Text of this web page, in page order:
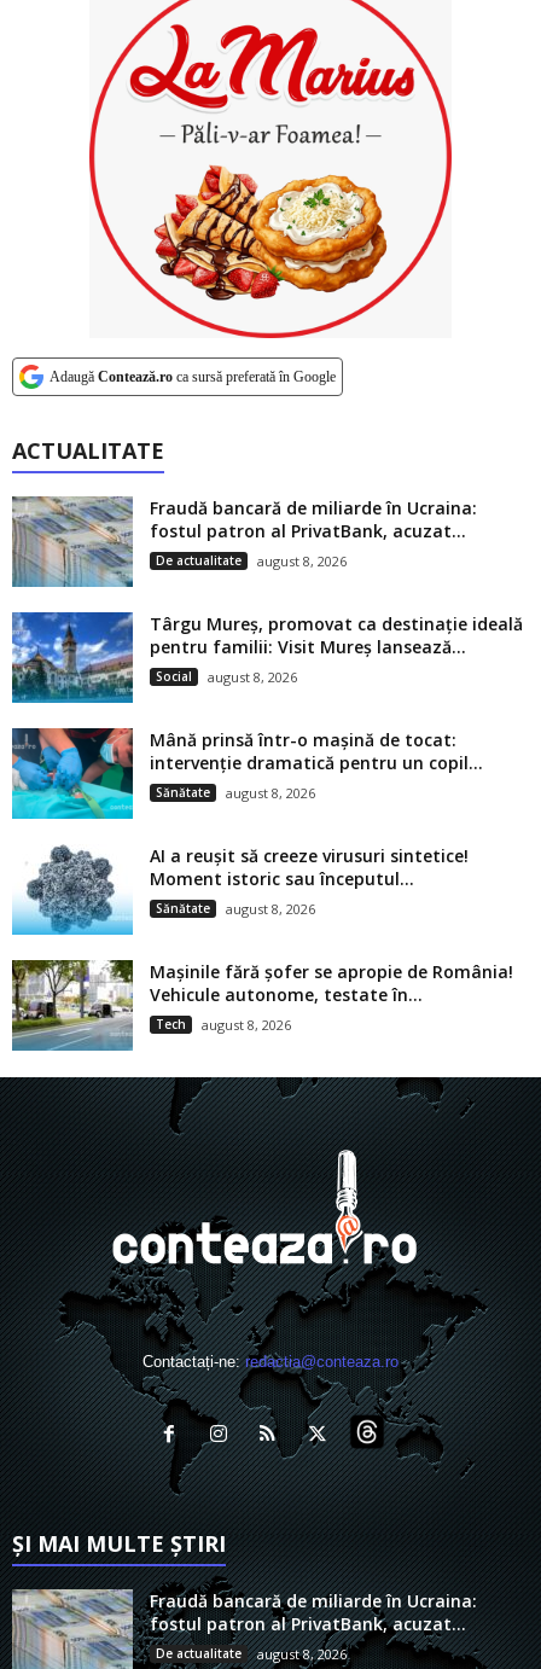
Adaugă Contează.ro ca sursă preferată în Google
ACTUALITATE
Fraudă bancară de miliarde în Ucraina:
fostul patron al PrivatBank, acuzat...
De actualitate august 8, 2026
Târgu Mureș, promovat ca destinație ideală
pentru familii: Visit Mureș lansează...
Social august 8, 2026
Mână prinsă într-o mașină de tocat:
intervenție dramatică pentru un copil...
Sănătate august 8, 2026
AI a reușit să creeze virusuri sintetice!
Moment istoric sau începutul...
Sănătate august 8, 2026
Mașinile fără șofer se apropie de România!
Vehicule autonome, testate în...
Tech august 8, 2026
Contactați-ne:redactia@conteaza.ro
ȘI MAI MULTE ȘTIRI
Fraudă bancară de miliarde în Ucraina:
fostul patron al PrivatBank, acuzat...
De actualitate august 8, 2026